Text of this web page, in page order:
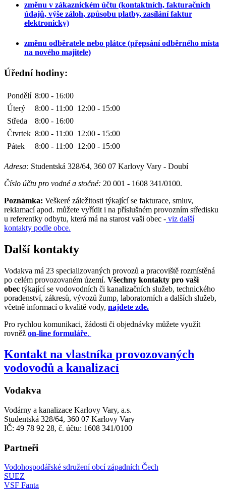
změnu v zákaznickém účtu (kontaktních, fakturačních
údajů, výše záloh, způsobu platby, zasílání faktur
elektronicky)
změnu odběratele nebo plátce (přepsání odběrného místa
na nového majitele)
Úřední hodiny:
Pondělí 8:00 - 16:00
Úterý
8:00 - 11:00 12:00 - 15:00
Středa
8:00 - 16:00
Čtvrtek 8:00 - 11:00 12:00 - 15:00
Pátek
8:00 - 11:00 12:00 - 15:00
Adresa: Studentská 328/64, 360 07 Karlovy Vary - Doubí
Číslo účtu pro vodné a stočné: 20 001 - 1608 341/0100.
Poznámka: Veškeré záležitosti týkající se fakturace, smluv,
reklamací apod. můžete vyřídit i na příslušném provozním středisku
u referentky odbytu, která má na starost vaši obec - viz další
kontakty podle obce.
Další kontakty
Vodakva má 23 specializovaných provozů a pracoviště rozmístěná
po celém provozovaném území. Všechny kontakty pro vaši
obec týkající se vodovodních či kanalizačních služeb, technického
poradenství, zákresů, vývozů žump, laboratorních a dalších služeb,
včetně informací o kvalitě vody, najdete zde.
Pro rychlou komunikaci, žádosti či objednávky můžete využít
rovněž on-line formuláře.
Kontakt na vlastníka provozovaných
vodovodů a kanalizací
Vodakva
Vodárny a kanalizace Karlovy Vary, a.s.
Studentská 328/64, 360 07 Karlovy Vary
IČ: 49 78 92 28, č. účtu: 1608 341/0100
Partneři
Vodohospodářské sdružení obcí západních Čech
SUEZ
VSF Fanta